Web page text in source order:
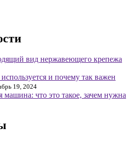
вид нержавеющего крепежа
и почему так важен
19, 2024
машина: что это такое, зачем нужна